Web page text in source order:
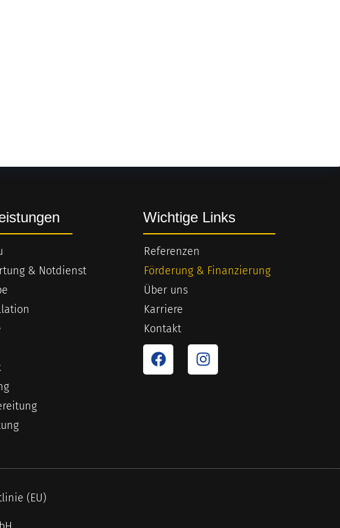
& Notdienst
Wichtige Links
Referenzen
Förderung & Finanzierung
Über uns
Karriere
Kontakt
(EU)